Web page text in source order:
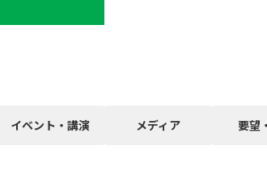
イベント・講演 メディア 要望